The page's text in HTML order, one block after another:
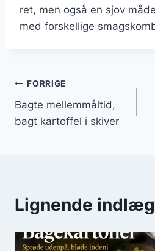
ret, men også en sjov
med forskellige
FORRIGE
Bagte mellemmåltid,
bagt kartoffel i skiver
Lignende indlæg